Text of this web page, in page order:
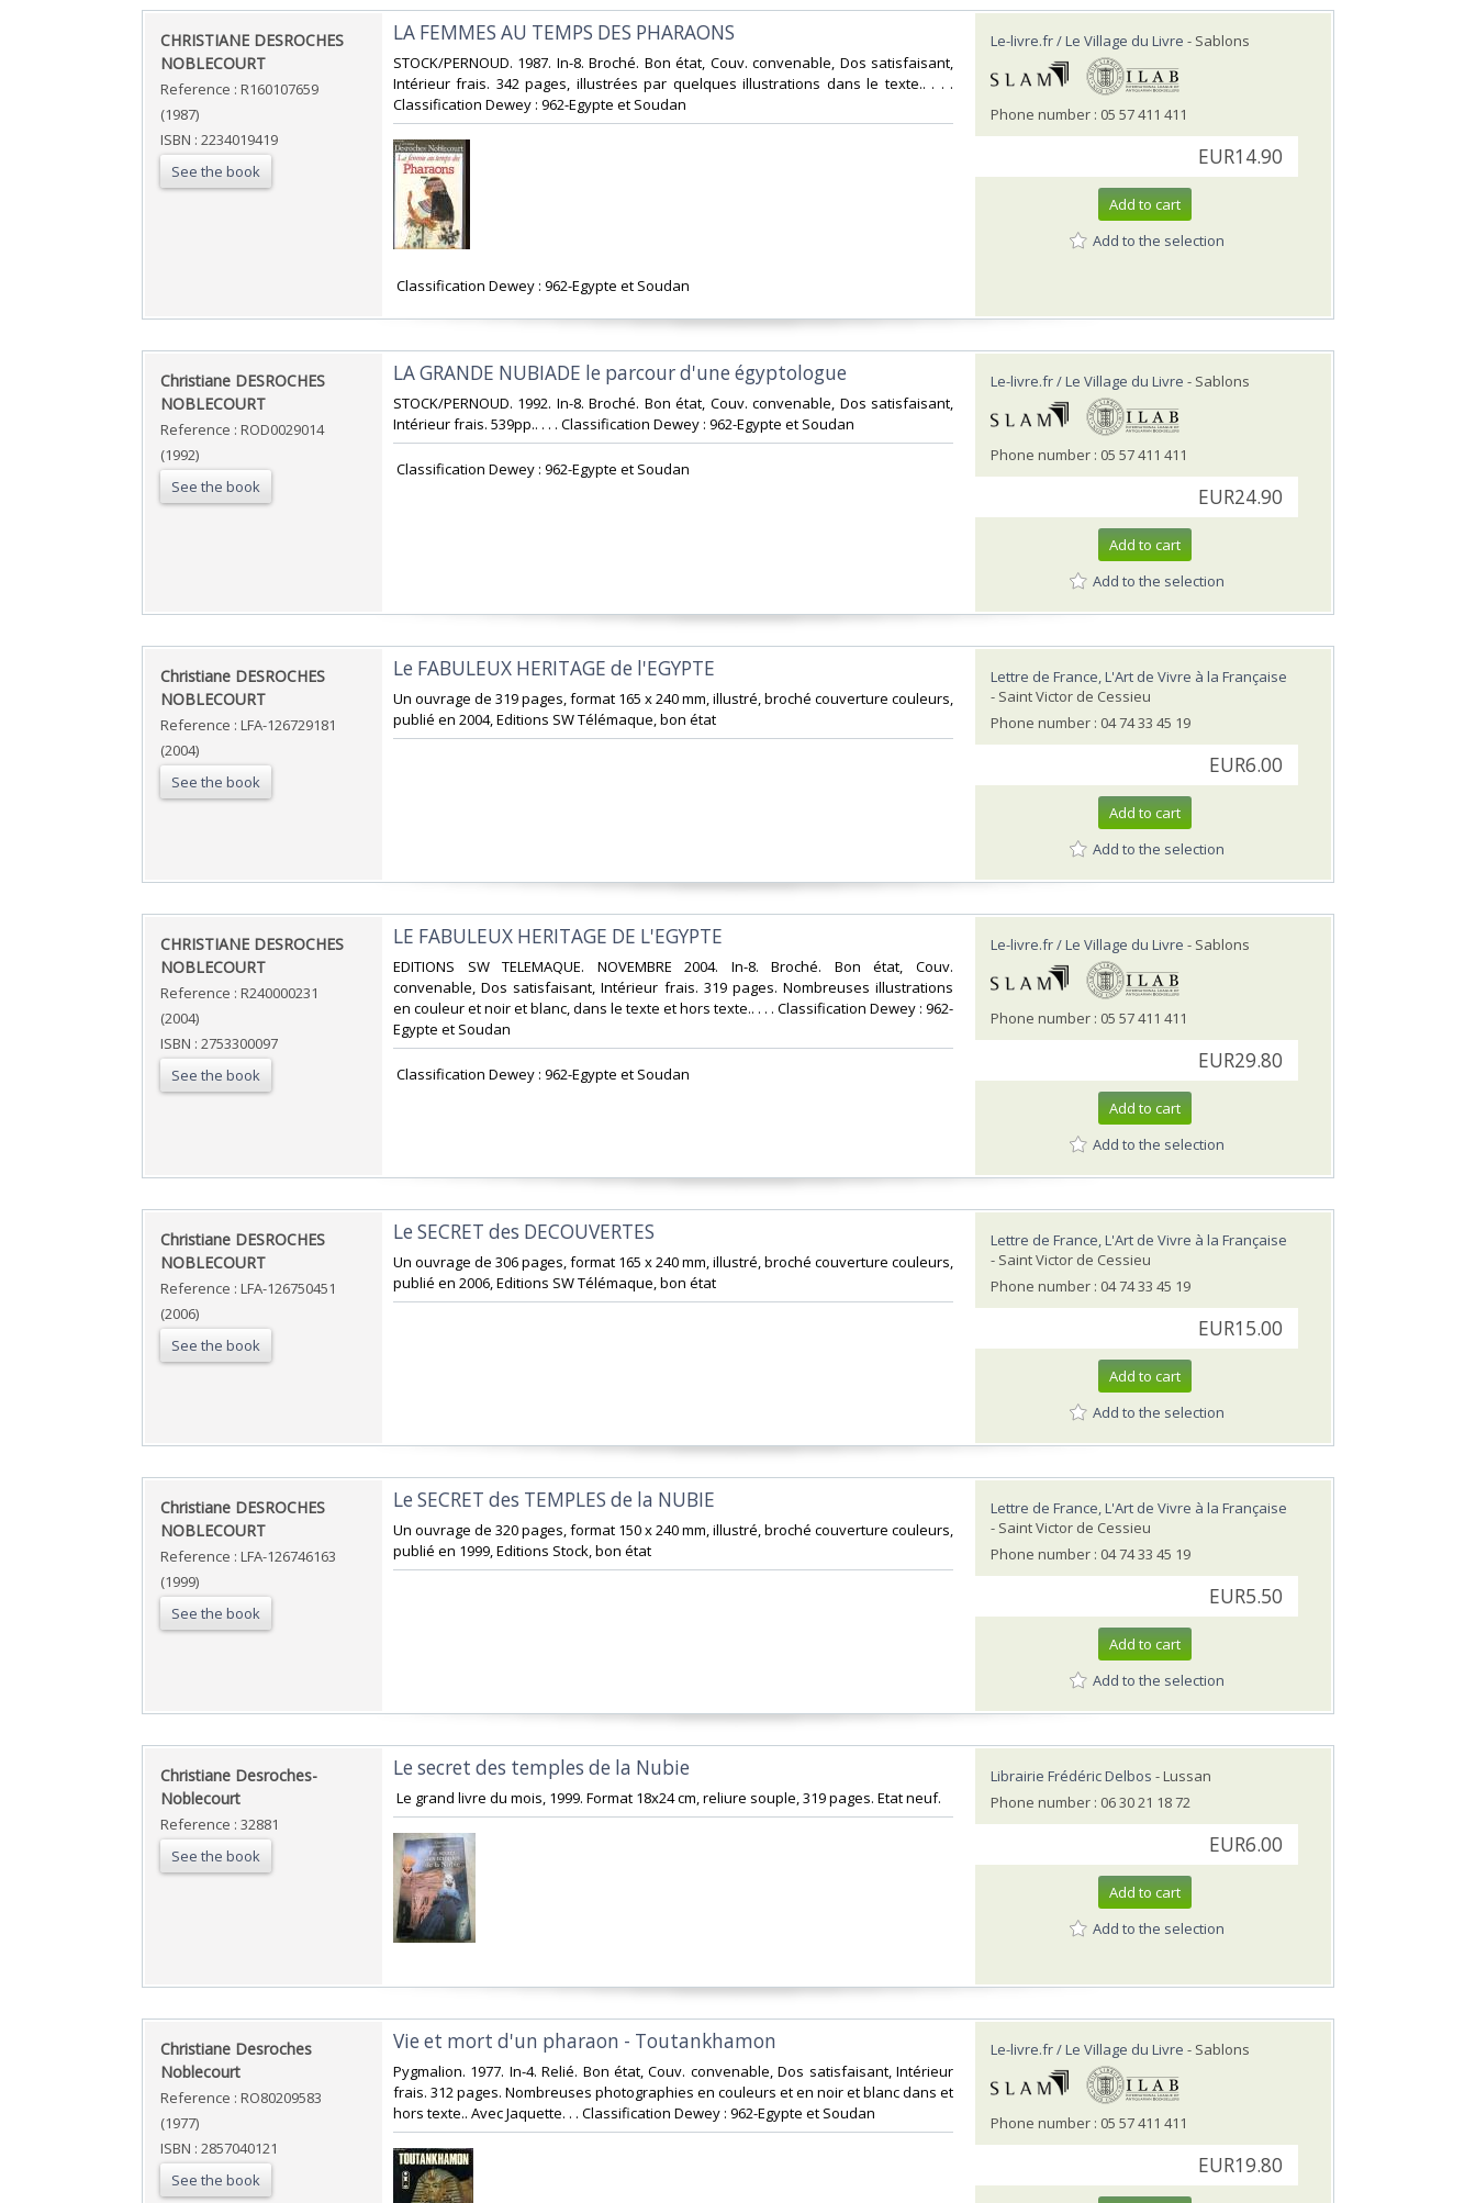
‎CHRISTIANE DESROCHES
NOBLECOURT‎
Reference : R160107659
(1987)
ISBN : 2234019419
See the book
‎LA FEMMES AU TEMPS DES PHARAONS‎
‎STOCK/PERNOUD. 1987. In-8. Broché. Bon état, Couv. convenable, Dos satisfaisant,
Intérieur frais. 342 pages, illustrées par quelques illustrations dans le texte.. . . .
Classification Dewey : 962-Egypte et Soudan‎
‎ Classification Dewey : 962-Egypte et Soudan‎
Le-livre.fr / Le Village du Livre - Sablons
Phone number : 05 57 411 411
EUR14.90
Add to cart
Add to the selection
‎Christiane DESROCHES
NOBLECOURT‎
Reference : ROD0029014
(1992)
See the book
‎LA GRANDE NUBIADE le parcour d'une égyptologue‎
‎STOCK/PERNOUD. 1992. In-8. Broché. Bon état, Couv. convenable, Dos satisfaisant,
Intérieur frais. 539pp.. . . . Classification Dewey : 962-Egypte et Soudan‎
‎ Classification Dewey : 962-Egypte et Soudan‎
Le-livre.fr / Le Village du Livre - Sablons
Phone number : 05 57 411 411
EUR24.90
Add to cart
Add to the selection
‎Christiane DESROCHES
NOBLECOURT‎
Reference : LFA-126729181
(2004)
See the book
‎Le FABULEUX HERITAGE de l'EGYPTE‎
‎Un ouvrage de 319 pages, format 165 x 240 mm, illustré, broché couverture couleurs,
publié en 2004, Editions SW Télémaque, bon état‎
Lettre de France, L'Art de Vivre à la Française
- Saint Victor de Cessieu
Phone number : 04 74 33 45 19
EUR6.00
Add to cart
Add to the selection
‎CHRISTIANE DESROCHES
NOBLECOURT‎
Reference : R240000231
(2004)
ISBN : 2753300097
See the book
‎LE FABULEUX HERITAGE DE L'EGYPTE‎
‎EDITIONS SW TELEMAQUE. NOVEMBRE 2004. In-8. Broché. Bon état, Couv.
convenable, Dos satisfaisant, Intérieur frais. 319 pages. Nombreuses illustrations
en couleur et noir et blanc, dans le texte et hors texte.. . . . Classification Dewey : 962-
Egypte et Soudan‎
‎ Classification Dewey : 962-Egypte et Soudan‎
Le-livre.fr / Le Village du Livre - Sablons
Phone number : 05 57 411 411
EUR29.80
Add to cart
Add to the selection
‎Christiane DESROCHES
NOBLECOURT‎
Reference : LFA-126750451
(2006)
See the book
‎Le SECRET des DECOUVERTES‎
‎Un ouvrage de 306 pages, format 165 x 240 mm, illustré, broché couverture couleurs,
publié en 2006, Editions SW Télémaque, bon état‎
Lettre de France, L'Art de Vivre à la Française
- Saint Victor de Cessieu
Phone number : 04 74 33 45 19
EUR15.00
Add to cart
Add to the selection
‎Christiane DESROCHES
NOBLECOURT‎
Reference : LFA-126746163
(1999)
See the book
‎Le SECRET des TEMPLES de la NUBIE‎
‎Un ouvrage de 320 pages, format 150 x 240 mm, illustré, broché couverture couleurs,
publié en 1999, Editions Stock, bon état‎
Lettre de France, L'Art de Vivre à la Française
- Saint Victor de Cessieu
Phone number : 04 74 33 45 19
EUR5.50
Add to cart
Add to the selection
‎Christiane Desroches-
Noblecourt ‎
Reference : 32881
See the book
‎Le secret des temples de la Nubie ‎
‎ Le grand livre du mois, 1999. Format 18x24 cm, reliure souple, 319 pages. Etat neuf. ‎
Librairie Frédéric Delbos - Lussan
Phone number : 06 30 21 18 72
EUR6.00
Add to cart
Add to the selection
‎Christiane Desroches
Noblecourt‎
Reference : RO80209583
(1977)
ISBN : 2857040121
See the book
‎Vie et mort d'un pharaon - Toutankhamon‎
‎Pygmalion. 1977. In-4. Relié. Bon état, Couv. convenable, Dos satisfaisant, Intérieur
frais. 312 pages. Nombreuses photographies en couleurs et en noir et blanc dans et
hors texte.. Avec Jaquette. . . Classification Dewey : 962-Egypte et Soudan‎
Le-livre.fr / Le Village du Livre - Sablons
Phone number : 05 57 411 411
EUR19.80